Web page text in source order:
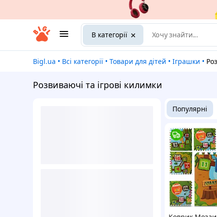
В категорії
Bigl.ua • Всі категорії • Товари для дітей • Іграшки •
Розвиваючі та ігрові килимки
Популярні